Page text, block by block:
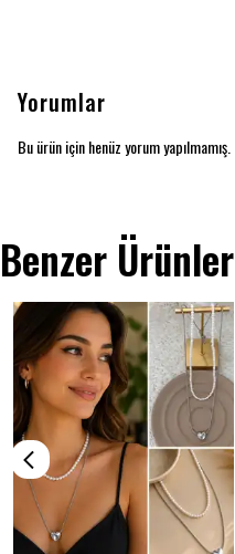
Yorumlar
Bu ürün için henüz yorum yapılmamış.
Benzer Ürünler